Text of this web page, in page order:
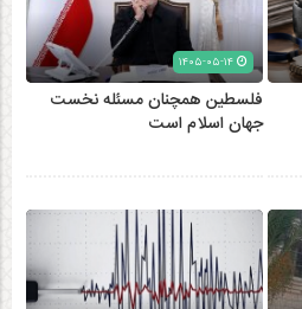
فلسطین همچنان مسئله نخست
جهان اسلام است